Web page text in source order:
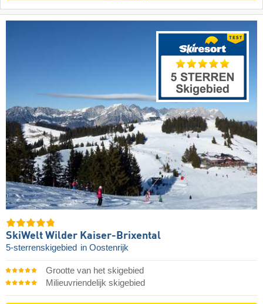
SkiWelt Wilder Kaiser-Brixental
5-sterrenskigebied in Oostenrijk
Grootte van het skigebied
Milieuvriendelijk skigebied